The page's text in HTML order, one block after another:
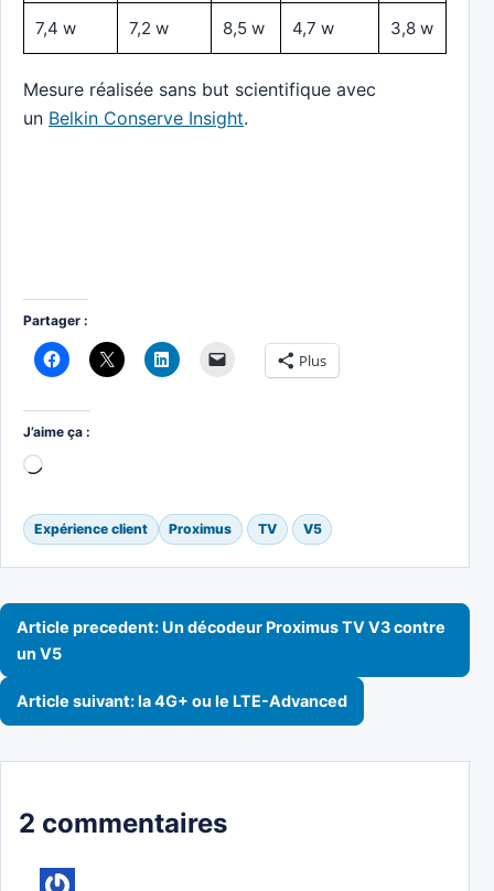
7,4 w 7,2 w 8,5 w 4,7 w 3,8 w
Mesure réalisée sans but scientifique avec
un Belkin Conserve Insight.
Partager :
Plus
J’aime ça :
Chargement…
Expérience client Proximus TV V5
Navigation de l’article
Article precedent: Un décodeur Proximus TV V3 contre
un V5
Article suivant: la 4G+ ou le LTE-Advanced
2 commentaires